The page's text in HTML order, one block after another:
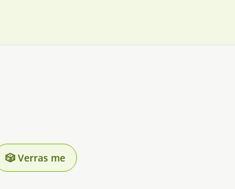
🎲 Verras me